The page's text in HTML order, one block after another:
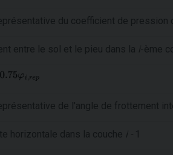
du coefficient de pression
entre le sol et le pieu dans la i-ème
de l'angle de frottement
horizontale dans la couche i - 1